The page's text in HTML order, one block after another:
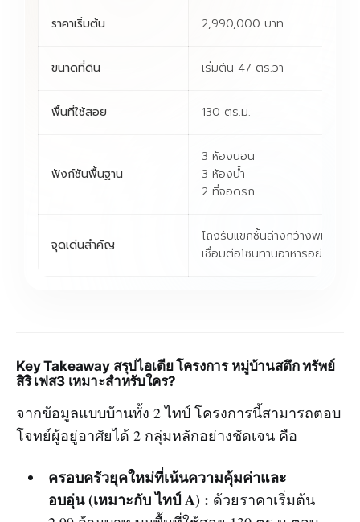
ราคาเริ่มต้น 2,990,000 บาท
ขนาดที่ดิน เริ่มต้น 47 ตร.วา
พื้นที่ใช้สอย 130 ตร.ม.
ฟังก์ชันพื้นฐาน
3 ห้องนอน
3 ห้องน้ำ
2 ที่จอดรถ
จุดเด่นสำคัญ
โถงรับแขกชั้นล่างกว้างพิเศษ
เชื่อมต่อโซนทานอาหารอย่างลงตั
Key Takeaway สรุปไอเดีย โครงการ หมู่บ้านสตึก ทรัพย์
สิริ เฟส3 เหมาะสำหรับใคร?
จากข้อมูลแบบบ้านทั้ง 2 ไทป์ โครงการนี้สามารถตอบ
โจทย์ผู้อยู่อาศัยได้ 2 กลุ่มหลักอย่างชัดเจน คือ
ครอบครัวยุคใหม่ที่เน้นความคุ้มค่าและ
อบอุ่น (เหมาะกับ ไทป์ A) : ด้วยราคาเริ่มต้น